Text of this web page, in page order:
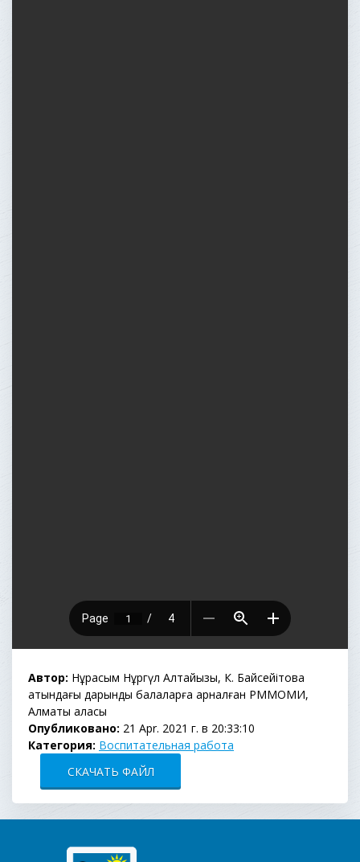
Автор: Нұрқасым Нұргүл Алтайқызы, К. Байсейітова
атындағы дарынды балаларға арналған РММОМИ,
Алматы қаласы
Опубликовано: 21 Apr. 2021 г. в 20:33:10
Категория: Воспитательная работа
СКАЧАТЬ ФАЙЛ